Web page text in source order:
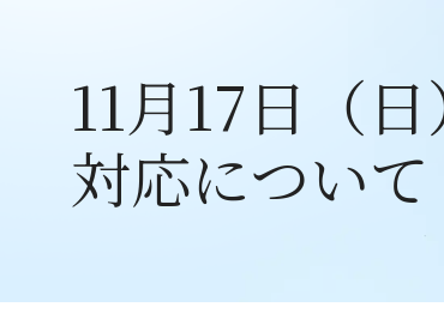
11月17日（
対応について